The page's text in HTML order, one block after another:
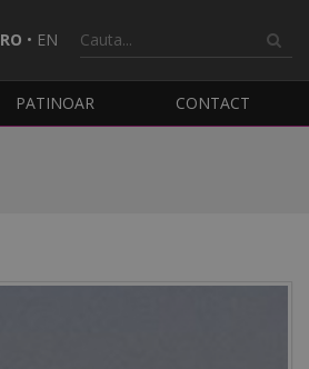
RO • EN
PATINOAR CONTACT